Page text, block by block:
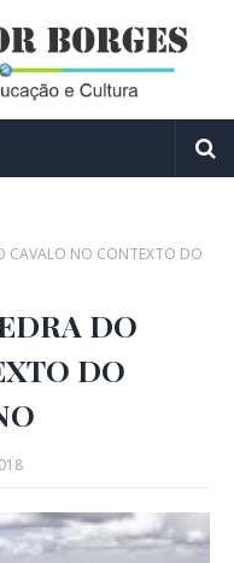
CAVALO NO CONTEXTO DO
DO
DO